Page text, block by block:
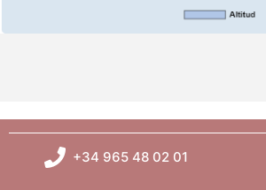
+34 965 48 02 01